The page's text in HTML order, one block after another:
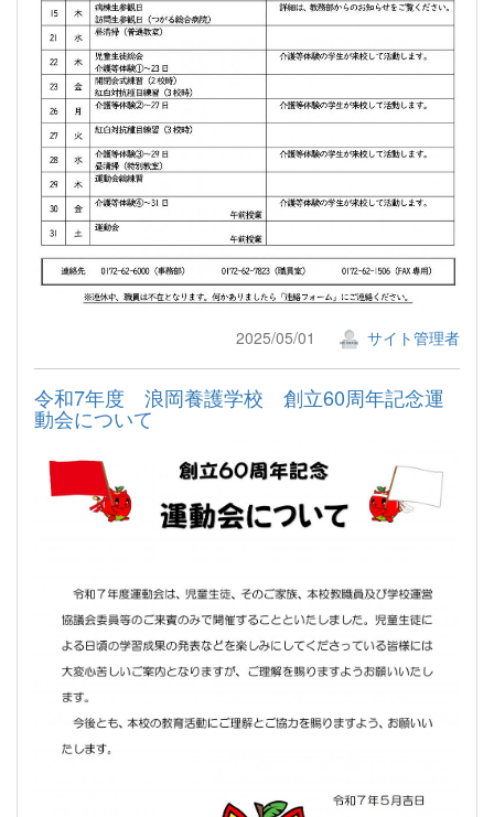
2025/05/01 サイト管理者
令和7年度 浪岡養護学校 創立60周年記念運
動会について